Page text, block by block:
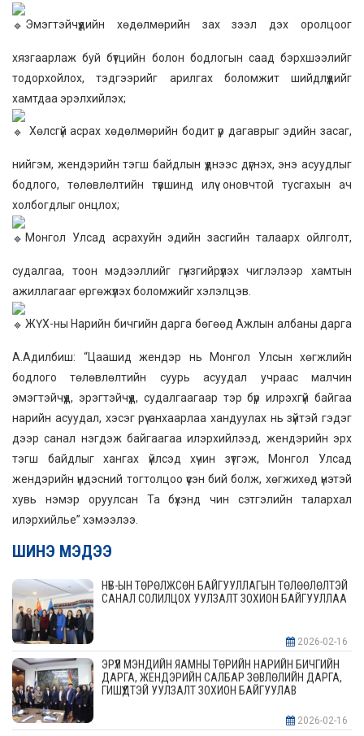
Эмэгтэйчүүдийн хөдөлмөрийн зах зээл дэх оролцоог
хязгаарлаж буй бүтцийн болон бодлогын саад бэрхшээлийг
тодорхойлох, тэдгээрийг арилгах боломжит шийдлүүдийг
хамтдаа эрэлхийлэх;
Хөлсгүй асрах хөдөлмөрийн бодит үр дагаврыг эдийн засаг,
нийгэм, жендэрийн тэгш байдлын үүднээс дүгнэх, энэ асуудлыг
бодлого, төлөвлөлтийн түвшинд илүү оновчтой тусгахын ач
холбогдлыг онцлох;
Монгол Улсад асрахуйн эдийн засгийн талаарх ойлголт,
судалгаа, тоон мэдээллийг гүнзгийрүүлэх чиглэлээр хамтын
ажиллагааг өргөжүүлэх боломжийг хэлэлцэв.
ЖҮХ-ны Нарийн бичгийн дарга бөгөөд Ажлын албаны дарга
А.Адилбиш: “Цаашид жендэр нь Монгол Улсын хөгжлийн
бодлого төлөвлөлтийн суурь асуудал учраас малчин
эмэгтэйчүүд, эрэгтэйчүүд, судалгаагаар тэр бүр илрэхгүй байгаа
нарийн асуудал, хэсэг рүү анхаарлаа хандуулах нь зүйтэй гэдэг
дээр санал нэгдэж байгаагаа илэрхийлээд, жендэрийн эрх
тэгш байдлыг хангах үйлсэд хүчин зүтгэж, Монгол Улсад
жендэрийн үндэсний тогтолцоо үүсэн бий болж, хөгжихөд үнэтэй
хувь нэмэр оруулсан Та бүхэнд чин сэтгэлийн талархал
илэрхийлье” хэмээлээ.
ШИНЭ МЭДЭЭ
НҮБ-ЫН ТӨРӨЛЖСӨН БАЙГУУЛЛАГЫН ТӨЛӨӨЛӨЛТЭЙ
САНАЛ СОЛИЛЦОХ УУЛЗАЛТ ЗОХИОН БАЙГУУЛЛАА
2026-02-16
ЭРҮҮЛ МЭНДИЙН ЯАМНЫ ТӨРИЙН НАРИЙН БИЧГИЙН
ДАРГА, ЖЕНДЭРИЙН САЛБАР ЗӨВЛӨЛИЙН ДАРГА,
ГИШҮҮДТЭЙ УУЛЗАЛТ ЗОХИОН БАЙГУУЛАВ
2026-02-16